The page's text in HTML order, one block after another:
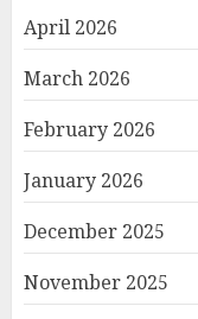
April 2026
March 2026
February 2026
January 2026
December 2025
November 2025